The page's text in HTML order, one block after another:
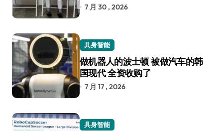
7 月 30 , 2026
具身智能
做机器人的波士顿 被做汽车的韩
国现代 全资收购了
7 月 17 , 2026
具身智能